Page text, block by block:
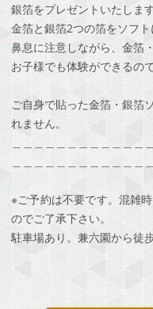
銀箔をプレゼントいたします
金箔と銀箔2つの箔をソフ
鼻息に注意しながら、金箔
お子様でも体験ができるの
ご自身で貼った金箔・銀箔
れません。
※ご予約は不要です。混雑
のでご了承下さい。
駐車場あり。兼六園から徒歩